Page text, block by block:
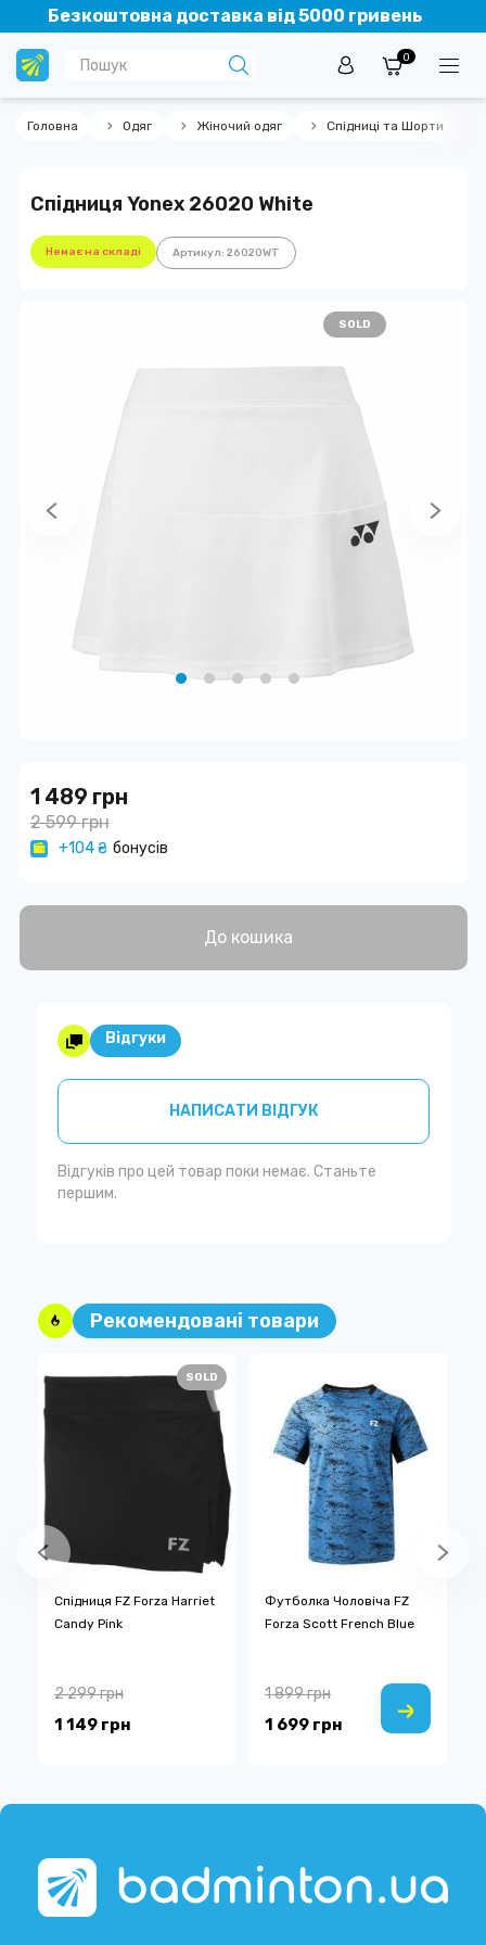
Безкоштовна доставка від 5000 гривень
0
Головна Одяг Жіночий одяг Спідниці та Шорти
Спідниця Yonex 26020 White
Немає на складі Артикул: 26020WT
SOLD
1 489 грн
2 599 грн
+104 ₴ бонусів
До кошика
Відгуки
НАПИСАТИ ВІДГУК
Відгуків про цей товар поки немає. Станьте
першим.
Рекомендовані товари
SOLD
Спідниця FZ Forza Harriet
Candy Pink
1 149 грн
2 299 грн
Футболка Чоловіча FZ
Forza Scott French Blue
1 699 грн
1 899 грн